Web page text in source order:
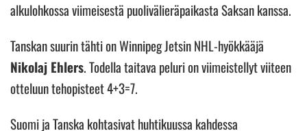
alkulohkossa viimeisestä puolivälieräpaikasta Saksan kanssa.
Tanskan suurin tähti on Winnipeg Jetsin NHL-hyökkääjä
Nikolaj Ehlers. Todella taitava peluri on viimeistellyt viiteen
otteluun tehopisteet 4+3=7.
Suomi ja Tanska kohtasivat huhtikuussa kahdessa